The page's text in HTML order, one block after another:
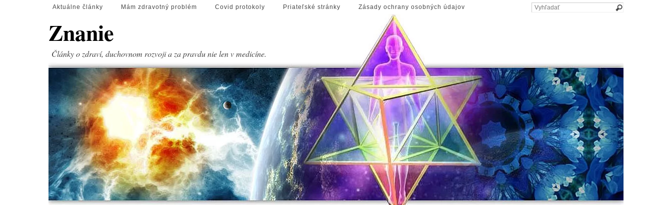
Aktuálne články Mám zdravotný problém Covid protokoly Priateľské stránky Zásady ochrany osobných údajov
Znanie
Články o zdraví, duchovnom rozvoji a za pravdu nie len v medicíne.